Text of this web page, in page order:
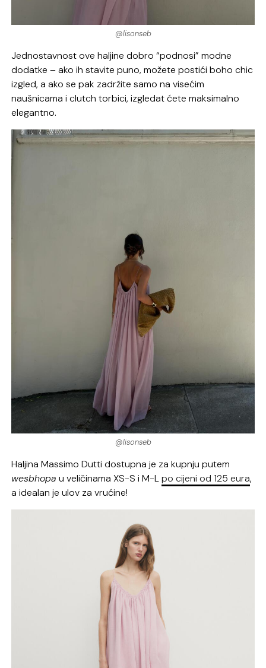
@lisonseb
Jednostavnost ove haljine dobro “podnosi” modne
dodatke – ako ih stavite puno, možete postići boho chic
izgled, a ako se pak zadržite samo na visećim
naušnicama i clutch torbici, izgledat ćete maksimalno
elegantno.
@lisonseb
Haljina Massimo Dutti dostupna je za kupnju putem
wesbhopa u veličinama XS-S i M-Lpo cijeni od 125 eura,
a idealan je ulov za vrućine!